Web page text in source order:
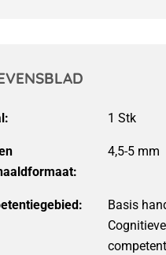
4,5-5 mm
Basis
Cognitieve